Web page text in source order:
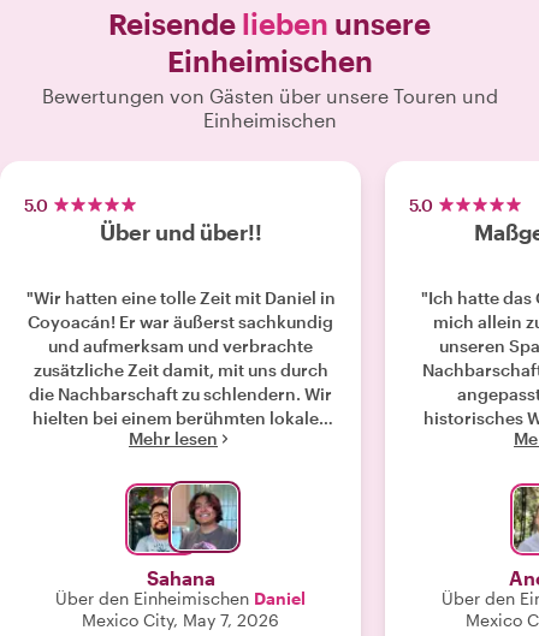
Reisende lieben unsere
Einheimischen
Bewertungen von Gästen über unsere Touren und
Einheimischen
5.0
Über und über!!
"Wir hatten eine tolle Zeit mit Daniel in
Coyoacán! Er war äußerst sachkundig
und aufmerksam und verbrachte
zusätzliche Zeit damit, mit uns durch
die Nachbarschaft zu schlendern. Wir
hielten bei einem berühmten lokalen
Lokal für Tostadas an und gingen dann
Sehenswürdigkeiten vorbei (Kirchen,
Hernán Cortés' Haus, lokale Parks und
der Hauptplatz). Es war die perfekte
Art, einen Nachmittag in einer wirklich
malerischen Gegend von Mexiko-
Stadt zu verbringen!"
Mehr lesen
Sahana
Über den Einheimischen Daniel
Mexico City, May 7, 2026
5.0
"Ich hatte das
mich allein
unseren
historisches
eine
Mexiko lebt
um zu
Art, wie
erkennt, bis
und Gemüse
eine
Über den
Mexico